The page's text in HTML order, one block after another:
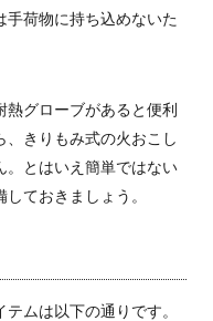
手荷物に持ち込めないた
グローブがあると便利
、きりもみ式の火おこし
。とはいえ簡単ではない
ておきましょう。
ムは以下の通りです。